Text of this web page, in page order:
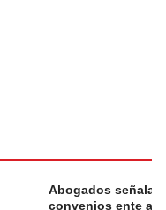
Abogados
convenios ente